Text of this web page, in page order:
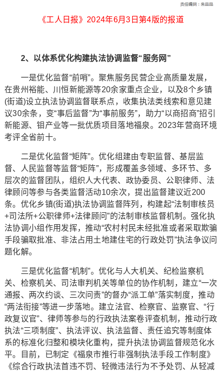
《工人日报》2024年6月3日第4版的报道
2、以体系优化构建执法协调监督“服务网”
一是优化监督“前哨”。聚焦服务民营企业高质量发展，
在贵州裕能、川恒新能源等20余家重点企业，以及8个乡镇
(街道)设立执法协调监督联系点，收集执法类线索和意见建
议30余条，变“事后监督”为“事前服务”，助力“以商招商”招引
新能源、钼产业等一批优质项目落地福泉。2023年营商环境
考评全省前十。
二是优化监督“矩阵”。优化组建由专职监督、基层监
督、人民监督等监督“矩阵”，形成覆盖多领域、多环节、多
层次的监督团队，组织人大代表、政协委员、公职律师、法
律顾问等参与各类监督活动10余次，提出监督建议近200
条。优化乡镇(街道)执法协调监督阵列，构建起“法制审核员
+司法所+公职律师+法律顾问”的法制审核监督机制。强化执
法协调小组作用发挥，推动“农村村民未经批准或者采取欺骗
手段骗取批准、非法占用土地建住宅的行政处罚”执法争议问
题化解。
三是优化监督“机制”。优化与人大机关、纪检监察机
关、检察机关、司法审判机关等单位的协作机制，建立“一次
通报、两次约谈、三次问责”的督办“派工单”落实制度，推动
“两法衔接”等进一步落地。建立法官、检察官、监察官、“行
政复议官”、律师等参与的行政执法案卷评查机制，推动行政
执法“三项制度”、执法评议、执法监督、责任追究等制度体
系的标准化归整和模块化重构，提升执法协调监督规范化水
平。目前，已制定《福泉市推行非强制执法手段工作制度》
《综合行政执法首违不罚、轻微违法行为不予处罚、从轻减